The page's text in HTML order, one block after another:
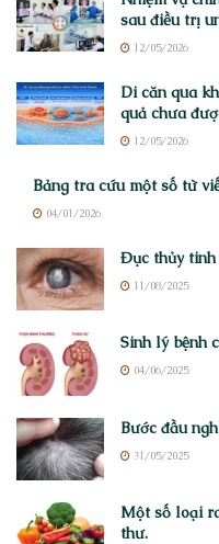
sau điều trị
12/05/2026
Di căn qua
quả chưa
12/05/2026
Bảng tra cứu một số từ
04/01/2026
Đục thủy tinh
11/08/2025
Sinh lý bệnh
04/06/2025
Bước đầu
31/05/2025
Một số loại
thư.